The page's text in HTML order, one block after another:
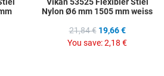
Nylon Ø6 mm 1505 mm weiss
21,84 € 19,66 €
You save:2,18 €